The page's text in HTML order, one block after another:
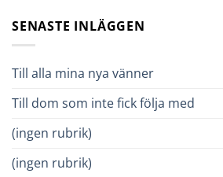
SENASTE INLÄGGEN
Till alla mina nya vänner
Till dom som inte fick följa med
(ingen rubrik)
(ingen rubrik)